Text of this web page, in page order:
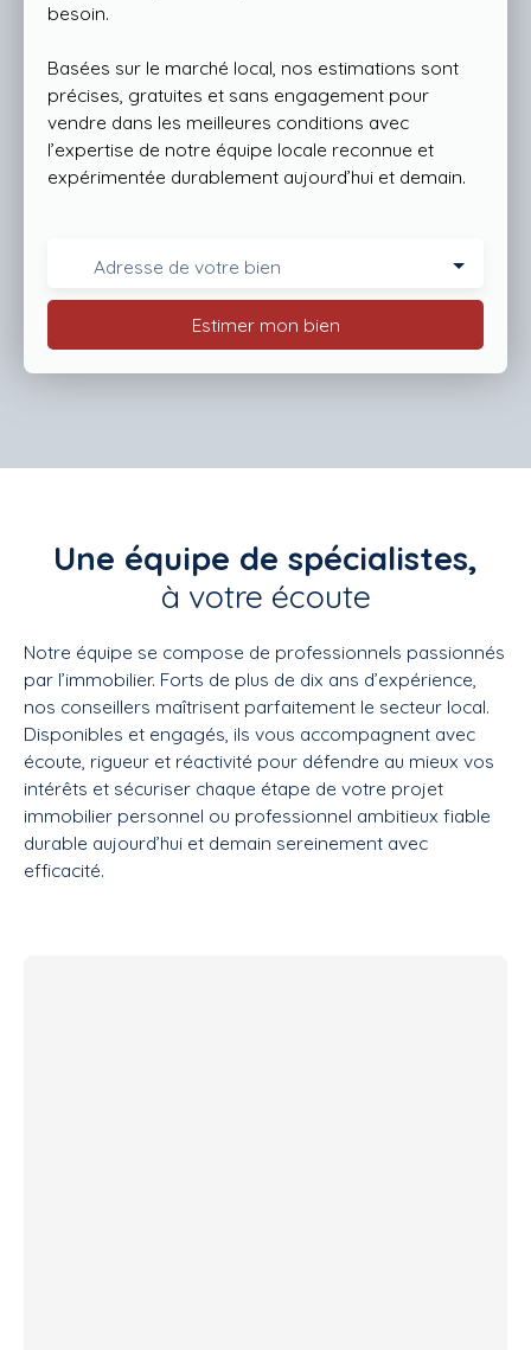
besoin.
Basées sur le marché local, nos estimations sont
précises, gratuites et sans engagement pour
vendre dans les meilleures conditions avec
l’expertise de notre équipe locale reconnue et
expérimentée durablement aujourd’hui et demain.
Adresse de votre bien
Estimer mon bien
Une équipe de spécialistes,
à votre écoute
Notre équipe se compose de professionnels passionnés
par l’immobilier. Forts de plus de dix ans d’expérience,
nos conseillers maîtrisent parfaitement le secteur local.
Disponibles et engagés, ils vous accompagnent avec
écoute, rigueur et réactivité pour défendre au mieux vos
intérêts et sécuriser chaque étape de votre projet
immobilier personnel ou professionnel ambitieux fiable
durable aujourd’hui et demain sereinement avec
efficacité.